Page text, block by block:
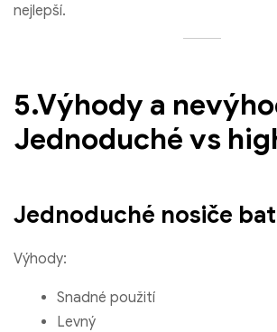
nejlepší.
5.Výhody a
Jednoduché vs
Jednoduché nosiče
Výhody:
Snadné použití
Levný